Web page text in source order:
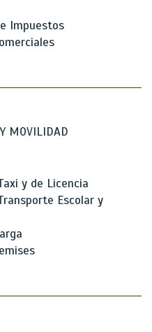
Impuestos
MOVILIDAD
y de Licencia
Escolar y